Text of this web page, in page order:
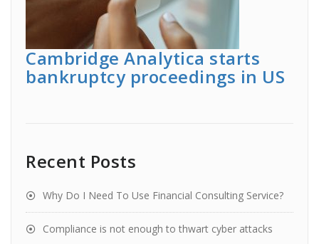
Cambridge Analytica starts
bankruptcy proceedings in US
Recent Posts
Why Do I Need To Use Financial Consulting Service?
Compliance is not enough to thwart cyber attacks